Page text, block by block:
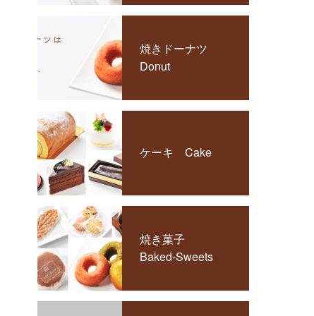
焼きドーナツ
Donut
ケーキ Cake
焼き菓子
Baked-Sweets